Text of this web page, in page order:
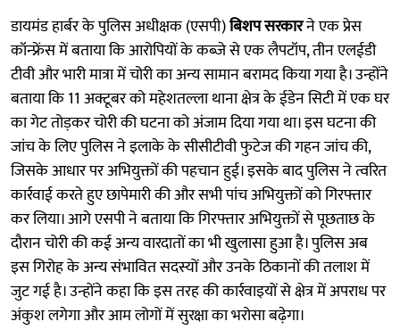
डायमंड हार्बर के पुलिस अधीक्षक (एसपी)बिशप सरकारने एक प्रेस
कॉन्फ्रेंस में बताया कि आरोपियों के कब्जे से एक लैपटॉप, तीन एलईडी
टीवी और भारी मात्रा में चोरी का अन्य सामान बरामद किया गया है। उन्होंने
बताया कि 11 अक्टूबर को महेशतल्ला थाना क्षेत्र के ईडेन सिटी में एक घर
का गेट तोड़कर चोरी की घटना को अंजाम दिया गया था। इस घटना की
जांच के लिए पुलिस ने इलाके के सीसीटीवी फुटेज की गहन जांच की,
जिसके आधार पर अभियुक्तों की पहचान हुई। इसके बाद पुलिस ने त्वरित
कार्रवाई करते हुए छापेमारी की और सभी पांच अभियुक्तों को गिरफ्तार
कर लिया। आगे एसपी ने बताया कि गिरफ्तार अभियुक्तों से पूछताछ के
दौरान चोरी की कई अन्य वारदातों का भी खुलासा हुआ है। पुलिस अब
इस गिरोह के अन्य संभावित सदस्यों और उनके ठिकानों की तलाश में
जुट गई है। उन्होंने कहा कि इस तरह की कार्रवाइयों से क्षेत्र में अपराध पर
अंकुश लगेगा और आम लोगों में सुरक्षा का भरोसा बढ़ेगा।